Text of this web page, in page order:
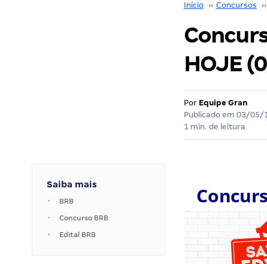
Início ›› Concursos ››
HOJE
Por Equipe Gran
Publicado em 03/05/
1 min. de leitura
Saiba mais
BRB
Concurso BRB
Edital BRB